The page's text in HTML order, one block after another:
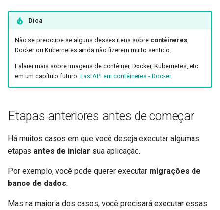
Dica
Não se preocupe se alguns desses itens sobre contêineres,
Docker ou Kubernetes ainda não fizerem muito sentido.
Falarei mais sobre imagens de contêiner, Docker, Kubernetes, etc.
em um capítulo futuro: FastAPI em contêineres - Docker.
Etapas anteriores antes de começar
Há muitos casos em que você deseja executar algumas
etapas antes de iniciar sua aplicação.
Por exemplo, você pode querer executar migrações de
banco de dados.
Mas na maioria dos casos, você precisará executar essas